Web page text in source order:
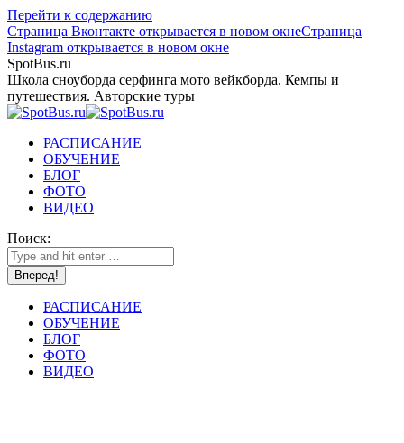
Перейти к содержанию
Страница Вконтакте открывается в новом окнеСтраница
Instagram открывается в новом окне
SpotBus.ru
Школа сноуборда серфинга мото вейкборда. Кемпы и
путешествия. Авторские туры
РАСПИСАНИЕ
ОБУЧЕНИЕ
БЛОГ
ФОТО
ВИДЕО
Поиск:
РАСПИСАНИЕ
ОБУЧЕНИЕ
БЛОГ
ФОТО
ВИДЕОЛетние